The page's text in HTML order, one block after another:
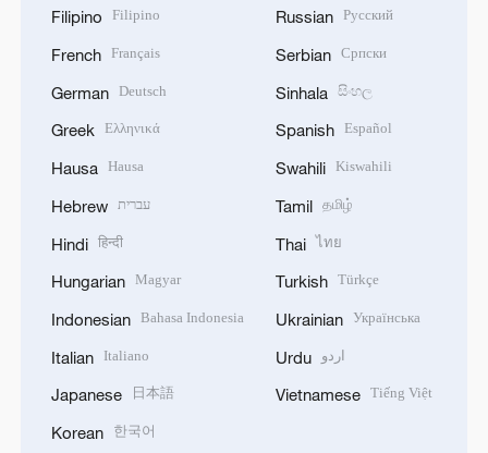
Filipino Filipino
French Français
German Deutsch
Greek Ελληνικά
Hausa Hausa
Hebrew עברית
Hindi हिन्दी
Hungarian Magyar
Indonesian Bahasa Indonesia
Italian Italiano
Japanese 日本語
Korean 한국어
Russian Русский
Serbian Српски
Sinhala සිංහල
Spanish Español
Swahili Kiswahili
Tamil தமிழ்
Thai ไทย
Turkish Türkçe
Ukrainian Українська
Urdu اردو
Vietnamese Tiếng Việt